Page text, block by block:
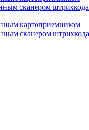
сканером штрихкода
картоприемником
сканером штрихкода